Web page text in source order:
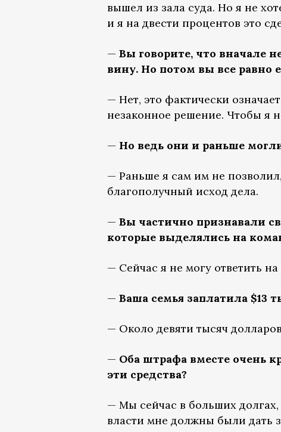
вышел из зала суда. Но я не
и я на двести процентов это
— Вы говорите, что вначале
вину. Но потом вы все равно
— Нет, это фактически
незаконное решение. Чтобы я
— Но ведь они и раньше
— Раньше я сам им не
благополучный исход дела.
— Вы частично признавали
которые выделялись на
— Сейчас я не могу ответить
— Ваша семья заплатила $13
— Около девяти тысяч
— Оба штрафа вместе очень
эти средства?
— Мы сейчас в больших долгах,
власти мне должны были дать